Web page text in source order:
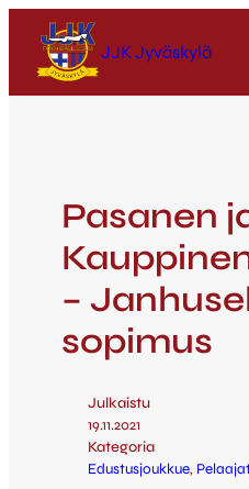
JJK Jyväskylä
Pasanen
–
sopimus
Julkaistu
19.11.2021
Kategoria
Edustusjoukkue, Pelaajat